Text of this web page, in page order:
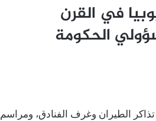
في القرن
الحكومة
الطيران وغرف الفنادق، ومراسم